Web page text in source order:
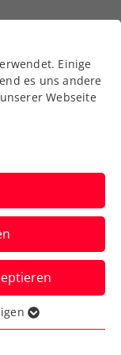
York
Einige
es uns andere
Webseite